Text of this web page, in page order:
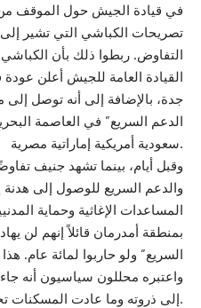
في قيادة الجيش حول الموقف
تصريحات الكباشي التي تشير
التفاوض. ربطوا ذلك بأن
القيادة العامة للجيش أعلن
جدة، بالإضافة إلى أنه توصل
الدعم السريع” في العاصمة
سعودية أمريكية إماراتية مصرية.
وقبل أيام، بينما تشهد جنيف
والدعم السريع للوصول إلى هدنة
المساعدات الإغاثية وحماية
بمنطقة أمدرمان قائلاً إنهم لن
السريع” ولو حاربوا لمائة عام.
واعتبره محللون سياسيون أنه
إلى ذروته وما عادت المسكنات تحتويه.